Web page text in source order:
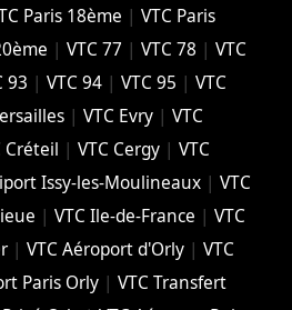
Paris 18ème |VTC Paris
|VTC 77 |VTC 78 |VTC
93 |VTC 94 |VTC 95 |VTC
|VTC Evry |VTC
Créteil | VTC Cergy| VTC
Issy-les-Moulineaux| VTC
|VTC Ile-de-France |VTC
| VTC Aéroport d'Orly| VTC
Paris Orly |VTC Transfert